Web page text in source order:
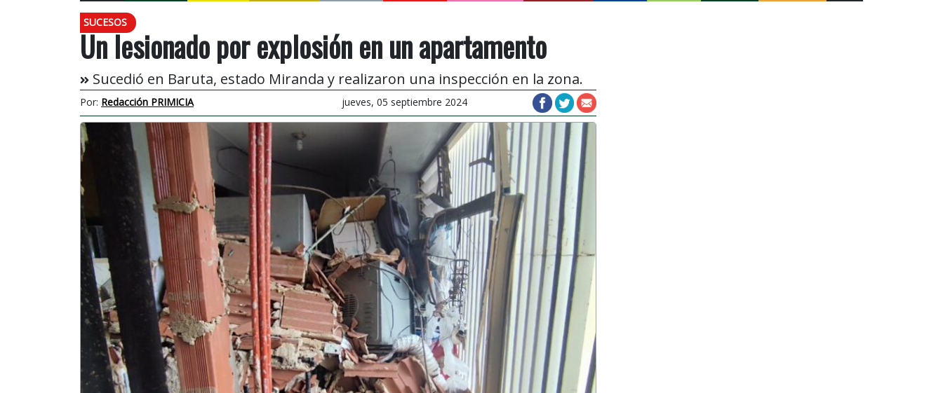
SUCESOS
Un lesionado por explosión en un apartamento
Sucedió en Baruta, estado Miranda y realizaron una inspección en la zona.
Por: Redacción PRIMICIA jueves, 05 septiembre 2024